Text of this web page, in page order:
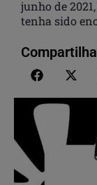
junho de
tenha sido